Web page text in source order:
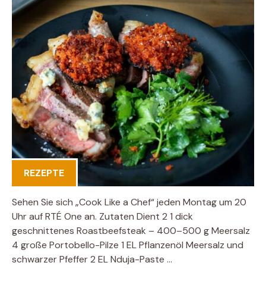
REZEPTE
Sehen Sie sich „Cook Like a Chef“ jeden Montag um 20
Uhr auf RTÉ One an. Zutaten Dient 2 1 dick
geschnittenes Roastbeefsteak – 400–500 g Meersalz
4 große Portobello-Pilze 1 EL Pflanzenöl Meersalz und
schwarzer Pfeffer 2 EL Nduja-Paste …